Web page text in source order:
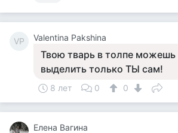
VP Valentina Pakshina
Твою тварь в толпе можешь
выделить только ТЫ сам!
8 лет 0 0
Елена Вагина